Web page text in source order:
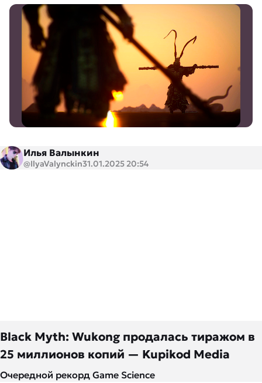
Black Myth: Wukong продалась тиражом в
25 миллионов копий — Kupikod Media
Очередной рекорд Game Science
Илья Валынкин
@IlyaValynckin31.01.2025 20:54